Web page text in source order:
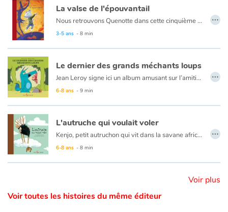
Sujets de société
Émotions et sentiments
Formats et illustrations
Catalogue anglais
Contraste +
Aide
Famille
La valse de l'épouvantail
Nous retrouvons Quenotte dans cette cinquième aventure un peu particulière... C'est l'automne : du bruit, une plainte... et un épouvantail qui doit se faire brûler puisque les fermiers trouvent qu'il ne sert plus à rien. Comment la petite souris va-t-elle aider son nouvel ami ?
3-5 ans - 8 min
…
Le dernier des grands méchants loups
Jean Leroy signe ici un album amusant sur l’amitié et sur ce qui nous fait peur (ou non), mettant en scène d’un côté, une petite fille qui a tout vu, et de l’autre, un grand méchant loup qui n’effraie plus personne. Au texte amusant et plein de sensibilité, qui multiplie les clins d’œil au Petit Chaperon rouge, se greffent les illustrations vives et spontanées d’Olivier Dutto.
6-8 ans - 9 min
…
L'autruche qui voulait voler
Kenjo, petit autruchon qui vit dans la savane africaine avec sa famille rêve de voler. Mais une autruche, cela ne vole pas…
6-8 ans - 8 min
…
Voir plus
Voir toutes les histoires du même éditeur